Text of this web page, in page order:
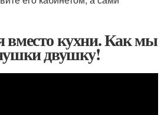
вместо кухни. Как мы
двушку!